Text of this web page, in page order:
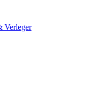
Verleger